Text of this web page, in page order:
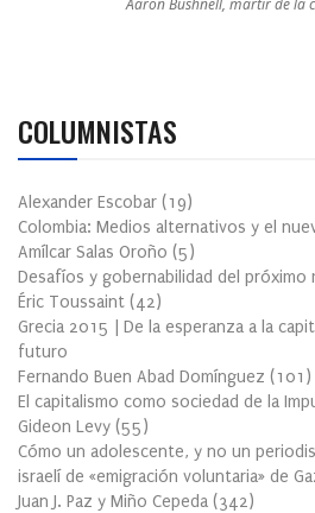
Aaron Bushnell, mártir de la
COLUMNISTAS
Alexander Escobar (19)
Colombia: Medios alternativos y el
Amílcar Salas Oroño (5)
Desafíos y gobernabilidad del próximo
Éric Toussaint (42)
Grecia 2015 | De la esperanza a la
futuro
Fernando Buen Abad Domínguez (101 )
El capitalismo como sociedad de la
Gideon Levy (55)
Cómo un adolescente, y no un
israelí de «emigración voluntaria» de
Juan J. Paz y Miño Cepeda (342)